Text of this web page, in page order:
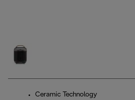
Ceramic Technology